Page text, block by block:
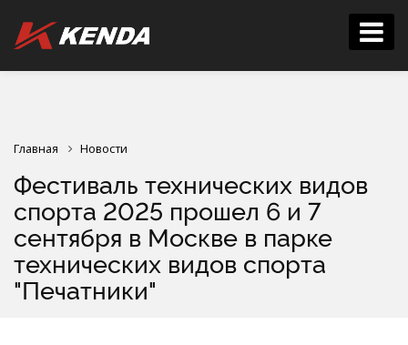
Главная Новости
Фестиваль технических видов
спорта 2025 прошел 6 и 7
сентября в Москве в парке
технических видов спорта
"Печатники"